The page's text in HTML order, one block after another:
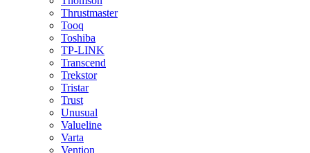
Thrustmaster
Tooq
Toshiba
TP-LINK
Transcend
Trekstor
Tristar
Trust
Unusual
Valueline
Varta
Vention